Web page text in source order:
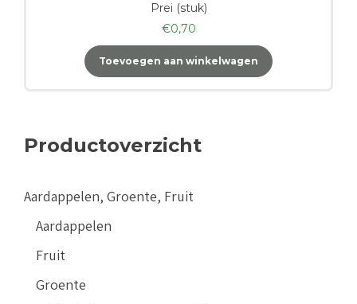
Prei (stuk)
€0,70
Toevoegen aan winkelwagen
Productoverzicht
Aardappelen, Groente, Fruit
Aardappelen
Fruit
Groente